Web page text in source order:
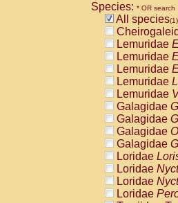
Cebidae
Cebidae
Cebidae
Cebidae
Cebidae
Atelidae
Atelidae
Atelidae
Atelidae
Atelidae
Atelidae
Atelidae
Atelidae
Atelidae
Atelidae
Pitheciidae
Species: * OR search
All species(1)
Lemuridae
Lemuridae
Lemuridae
Lemuridae
Lemuridae
Galagidae
Galagidae
Galagidae
Galagidae
Loridae
Loridae
Loridae
Loridae